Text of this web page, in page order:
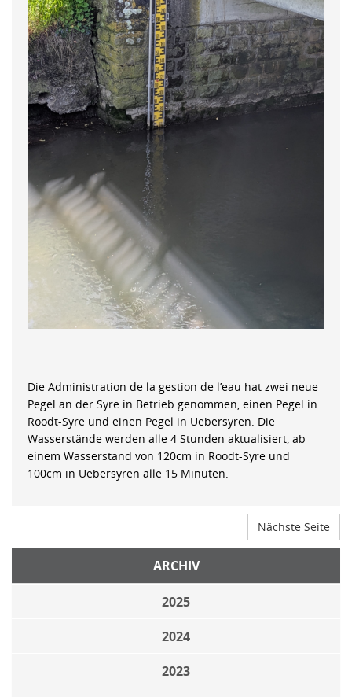
Die Administration de la gestion de l’eau hat zwei neue
Pegel an der Syre in Betrieb genommen, einen Pegel in
Roodt-Syre und einen Pegel in Uebersyren. Die
Wasserstände werden alle 4 Stunden aktualisiert, ab
einem Wasserstand von 120cm in Roodt-Syre und
100cm in Uebersyren alle 15 Minuten.
Nächste Seite
ARCHIV
2025
2024
2023